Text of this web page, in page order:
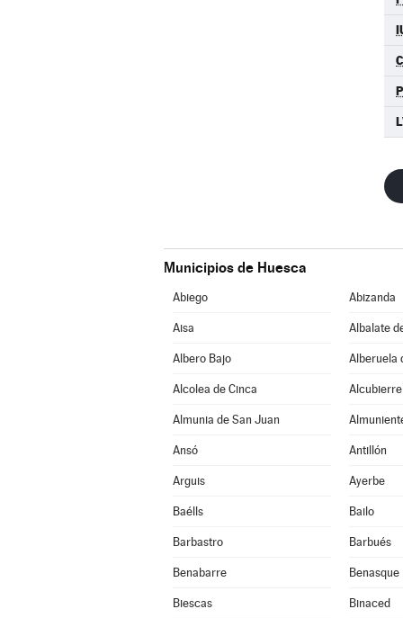
Municipios de Huesca
Abiego Abizanda
Aisa Albalate
Albero Bajo Alberuela
Alcolea de Cinca Alcubierre
Almunia de San Juan
Ansó Antillón
Arguis Ayerbe
Baélls Bailo
Barbastro Barbués
Benabarre Benasque
Biescas Binaced